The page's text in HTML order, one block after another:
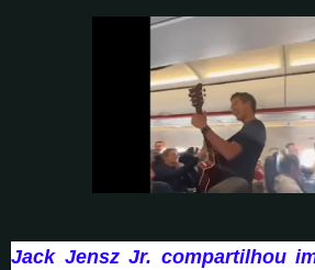
Jack Jensz Jr. compartilhou